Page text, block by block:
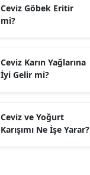
Ceviz Göbek Eritir
mi?
Ceviz Karın Yağlarına
İyi Gelir mi?
Ceviz ve Yoğurt
Karışımı Ne İşe Yarar?